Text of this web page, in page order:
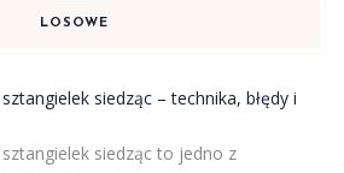
LOSOWE
siedząc – technika, błędy i
siedząc to jedno z